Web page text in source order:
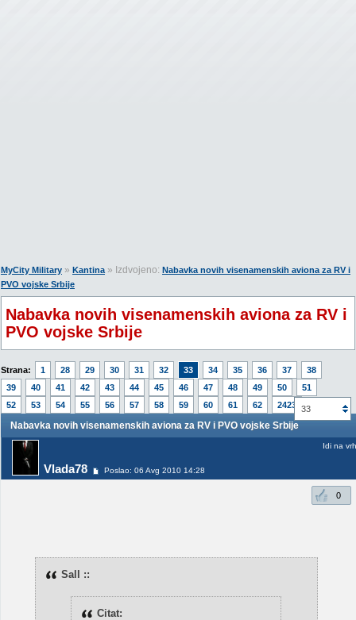
MyCity Military » Kantina» Izdvojeno: Nabavka novih visenamenskih aviona za RV i
PVO vojske Srbije
Nabavka novih visenamenskih aviona za RV i
PVO vojske Srbije
Strana: 1 28 29 30 31 32 33 34 35 36 37
38
39
40 41 42 43 44 45 46 47 48 49 50
51
52
53 54 55 56 57 58 59 60 61 62 2423 33
Nabavka novih visenamenskih aviona za RV i PVO vojske Srbije
Vlada78 Poslao: 06 Avg 2010 14:28
Idi na vrh
0
Sall ::
Citat: